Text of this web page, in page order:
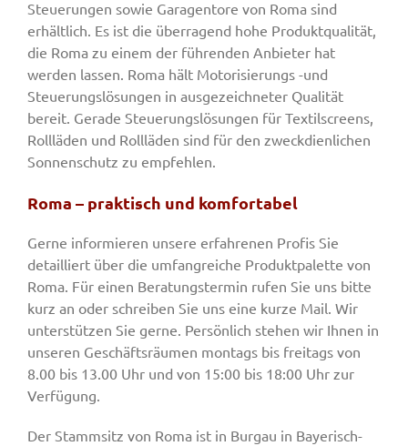
Steuerungen sowie Garagentore von Roma sind
erhältlich. Es ist die überragend hohe Produktqualität,
die Roma zu einem der führenden Anbieter hat
werden lassen. Roma hält Motorisierungs -und
Steuerungslösungen in ausgezeichneter Qualität
bereit. Gerade Steuerungslösungen für Textilscreens,
Rollläden und Rollläden sind für den zweckdienlichen
Sonnenschutz zu empfehlen.
Roma – praktisch und komfortabel
Gerne informieren unsere erfahrenen Profis Sie
detailliert über die umfangreiche Produktpalette von
Roma. Für einen Beratungstermin rufen Sie uns bitte
kurz an oder schreiben Sie uns eine kurze Mail. Wir
unterstützen Sie gerne. Persönlich stehen wir Ihnen in
unseren Geschäftsräumen montags bis freitags von
8.00 bis 13.00 Uhr und von 15:00 bis 18:00 Uhr zur
Verfügung.
Der Stammsitz von Roma ist in Burgau in Bayerisch-